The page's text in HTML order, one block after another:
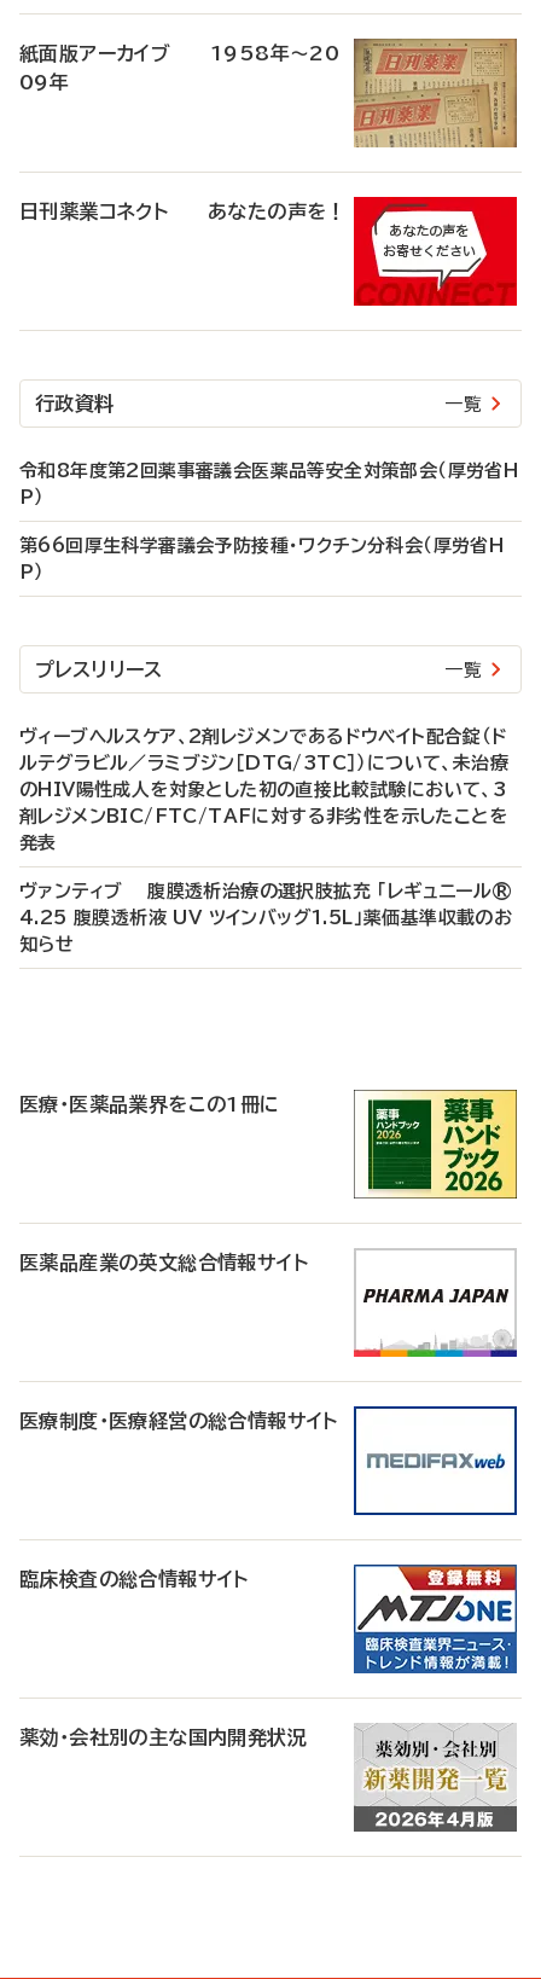
紙面版アーカイブ 1958年～20
09年
日刊薬業コネクト あなたの声を！
行政資料 一覧
令和8年度第2回薬事審議会医薬品等安全対策部会（厚労省H
P）
第66回厚生科学審議会予防接種・ワクチン分科会（厚労省H
P）
プレスリリース 一覧
ヴィーブヘルスケア、2剤レジメンであるドウベイト配合錠（ド
ルテグラビル／ラミブジン［DTG/3TC］）について、未治療
のHIV陽性成人を対象とした初の直接比較試験において、3
剤レジメンBIC/FTC/TAFに対する非劣性を示したことを
発表
ヴァンティブ 腹膜透析治療の選択肢拡充 「レギュニール®
4.25 腹膜透析液 UV ツインバッグ1.5L」薬価基準収載のお
知らせ
医療・医薬品業界をこの1冊に
医薬品産業の英文総合情報サイト
医療制度・医療経営の総合情報サイト
臨床検査の総合情報サイト
薬効・会社別の主な国内開発状況